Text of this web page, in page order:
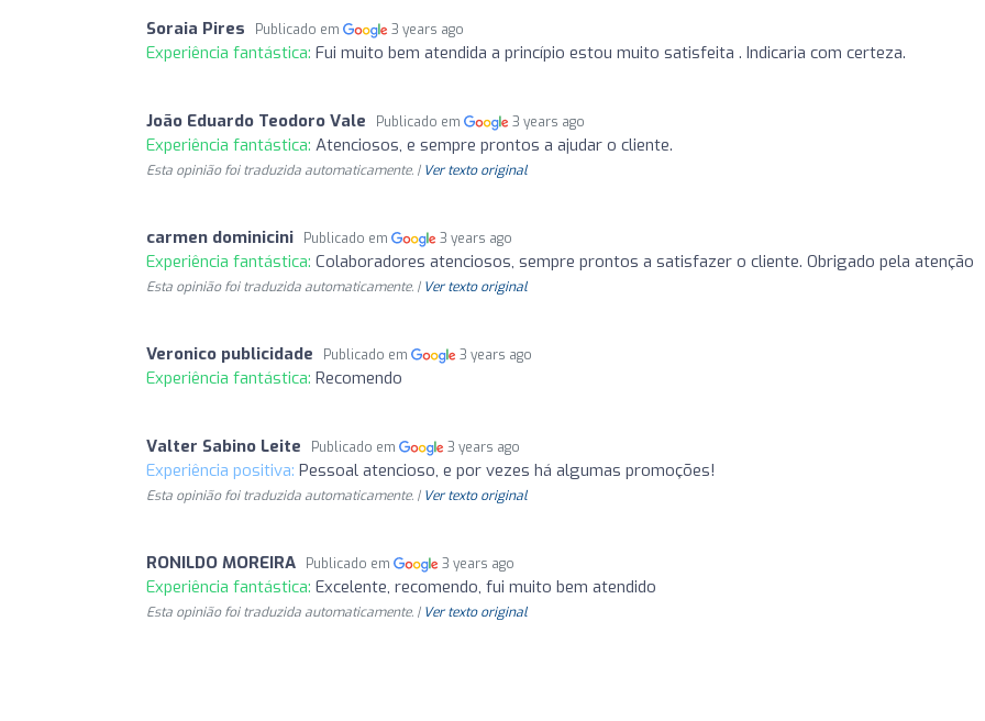
Soraia Pires Publicado em 3 years ago
Experiência fantástica: Fui muito bem atendida a princípio estou muito satisfeita . Indicaria com certeza.
João Eduardo Teodoro Vale Publicado em 3 years ago
Experiência fantástica: Atenciosos, e sempre prontos a ajudar o cliente.
Esta opinião foi traduzida automaticamente. | Ver texto original
carmen dominicini Publicado em 3 years ago
Experiência fantástica: Colaboradores atenciosos, sempre prontos a satisfazer o cliente. Obrigado pela atenção
Esta opinião foi traduzida automaticamente. | Ver texto original
Veronico publicidade Publicado em 3 years ago
Experiência fantástica: Recomendo
Valter Sabino Leite Publicado em 3 years ago
Experiência positiva: Pessoal atencioso, e por vezes há algumas promoções!
Esta opinião foi traduzida automaticamente. | Ver texto original
RONILDO MOREIRA Publicado em 3 years ago
Experiência fantástica: Excelente, recomendo, fui muito bem atendido
Esta opinião foi traduzida automaticamente. | Ver texto original